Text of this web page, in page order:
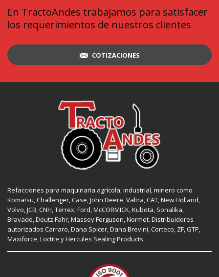
En TractoAndes trabajamos para satisfacer
los requerimientos de nuestros clientes
COTIZACIONES
Refacciones para maquinaria agrícola, industrial, minero como
Komatsu, Challenger, Case John Deere , Valtra, CAT New Holland
Volvo, JCB CNH , Terrex, Ford , McCORMICK, Kubota , Sonalika,
Bravado, Deutz Fahr, Massey Ferguson Normet. Distribuidores
autorizados Carraro Dana Spicer , Dana Brevini, Corteco ZF GTP
Maxiforce, Loctite y Hercules Sealing Products